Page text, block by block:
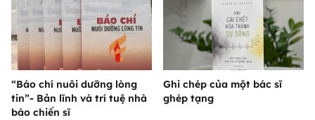
“Báo chí nuôi dưỡng lòng
tin”- Bản lĩnh và trí tuệ nhà
báo chiến sĩ
Ghi chép của một bác sĩ
ghép tạng